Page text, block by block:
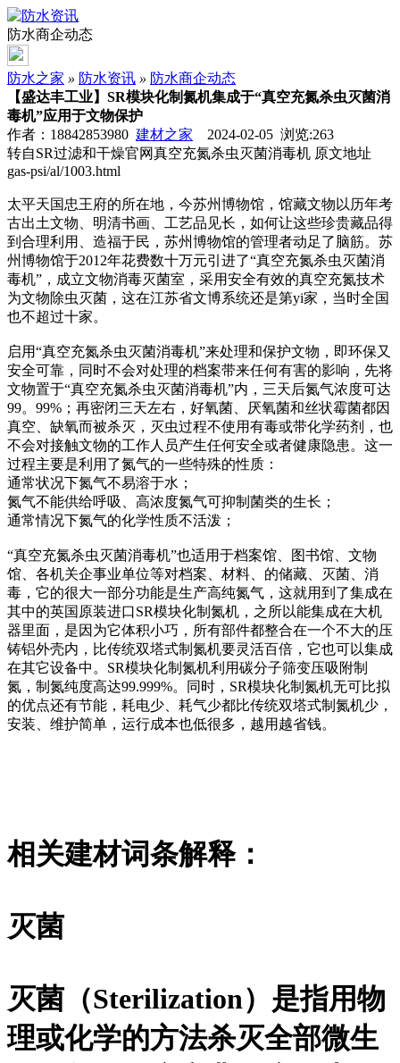
防水商企动态
防水之家 » 防水资讯 » 防水商企动态
【盛达丰工业】SR模块化制氮机集成于“真空充氮杀虫灭菌消
毒机”应用于文物保护
作者：18842853980 建材之家 2024-02-05 浏览:263
转自SR过滤和干燥官网真空充氮杀虫灭菌消毒机 原文地址
gas-psi/al/1003.html
太平天国忠王府的所在地，今苏州博物馆，馆藏文物以历年考
古出土文物、明清书画、工艺品见长，如何让这些珍贵藏品得
到合理利用、造福于民，苏州博物馆的管理者动足了脑筋。苏
州博物馆于2012年花费数十万元引进了“真空充氮杀虫灭菌消
毒机”，成立文物消毒灭菌室，采用安全有效的真空充氮技术
为文物除虫灭菌，这在江苏省文博系统还是第yi家，当时全国
也不超过十家。
启用“真空充氮杀虫灭菌消毒机”来处理和保护文物，即环保又
安全可靠，同时不会对处理的档案带来任何有害的影响，先将
文物置于“真空充氮杀虫灭菌消毒机”内，三天后氮气浓度可达
99。99%；再密闭三天左右，好氧菌、厌氧菌和丝状霉菌都因
真空、缺氧而被杀灭，灭虫过程不使用有毒或带化学药剂，也
不会对接触文物的工作人员产生任何安全或者健康隐患。这一
过程主要是利用了氮气的一些特殊的性质：
通常状况下氮气不易溶于水；
氮气不能供给呼吸、高浓度氮气可抑制菌类的生长；
通常情况下氮气的化学性质不活泼；
“真空充氮杀虫灭菌消毒机”也适用于档案馆、图书馆、文物
馆、各机关企事业单位等对档案、材料、的储藏、灭菌、消
毒，它的很大一部分功能是生产高纯氮气，这就用到了集成在
其中的英国原装进口SR模块化制氮机，之所以能集成在大机
器里面，是因为它体积小巧，所有部件都整合在一个不大的压
铸铝外壳内，比传统双塔式制氮机要灵活百倍，它也可以集成
在其它设备中。SR模块化制氮机利用碳分子筛变压吸附制
氮，制氮纯度高达99.999%。同时，SR模块化制氮机无可比拟
的优点还有节能，耗电少、耗气少都比传统双塔式制氮机少，
安装、维护简单，运行成本也低很多，越用越省钱。
相关建材词条解释：
灭菌
灭菌（Sterilization）是指用物
理或化学的方法杀灭全部微生